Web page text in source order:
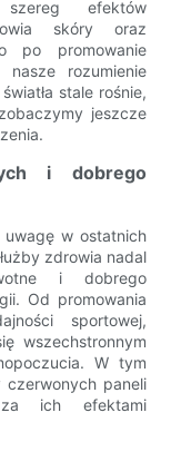
efektów
skóry oraz
po promowanie
rozumienie
stale rośnie,
jeszcze
i dobrego
uwagę w ostatnich
zdrowia nadal
i dobrego
Od promowania
sportowej,
wszechstronnym
W tym
czerwonych paneli
ich efektami